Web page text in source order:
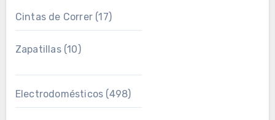
Cintas de Correr(17)
Zapatillas(10)
Electrodomésticos (498)